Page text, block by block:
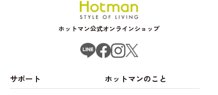
ホットマン公式オンラインショップ
サポート ホットマンのこと